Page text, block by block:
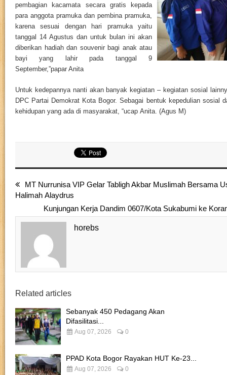
pembagian kacamata secara gratis kepada
para anggota pramuka dan pembina pramuka,
karena sesuai dengan hari pramuka yaitu
tanggal 14 Agustus dan untuk bulan ini akan
diberikan hadiah dan souvenir bagi anak atau
bayi yang lahir pada tanggal 9
September,”papar Anita
Untuk kedepannya nanti akan banyak kegiatan – kegiatan sosial
DPC Partai Demokrat Kota Bogor. Sebagai bentuk kepedulian sosial
kehidupan yang ada di masyarakat, “ucap Anita. (Agus M)
MT Nurrunisa VIP Gelar Tabligh Akbar Muslimah Bersama
Halimah Alaydrus
Kunjungan Kerja Dandim 0607/Kota Sukabumi ke
horebs
Related articles
Sebanyak 450 Pedagang Akan
Difasilitasi...
Aug 07, 2026 0
PPAD Kota Bogor Rayakan HUT Ke-23...
Aug 07, 2026 0